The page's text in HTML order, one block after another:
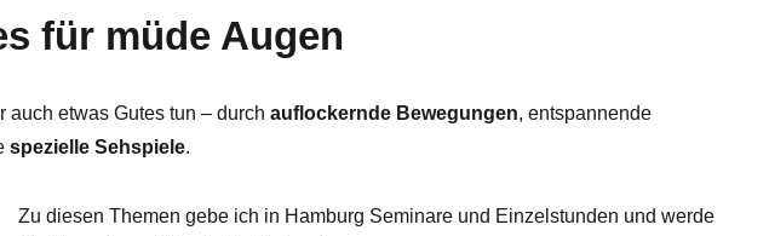
für müde Augen
auch etwas Gutes tun – durchauflockernde Bewegungen, entspannende
spezielle Sehspiele.
Zu diesen Themen gebe ich in Hamburg Seminare und Einzelstunden und werde